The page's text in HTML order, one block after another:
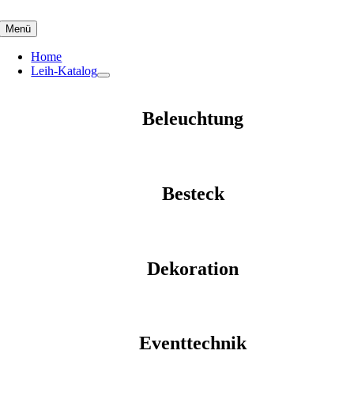
to
content
Menü
Home
Leih-Katalog
Beleuchtung
Besteck
Dekoration
Eventtechnik